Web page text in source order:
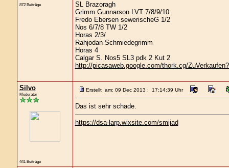
872 Beiträge
SL Brazoragh
Grimm Gunnarson LVT 7/8/9/10
Fredo Ebersen sewerischeG 1/2
Nos 6/7/8 TW 1/2
Horas 2/3/
Rahjodan Schmiedegrimm
Horas 4
Calgar S. Nos5 SL3 pdk 2 Kut 2
http://picasaweb.google.com/thork.cg/
Silvo
Moderator
441 Beiträge
Erstellt am: 09 Dec 2013 : 17:14:39 Uhr
Das ist sehr schade.
https://dsa-larp.wixsite.com/smijad